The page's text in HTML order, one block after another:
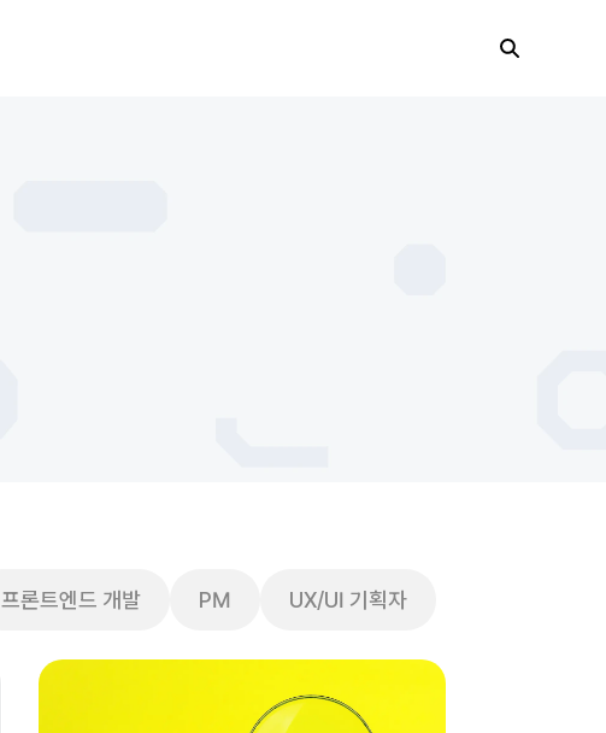
프론트엔드 개발 PM UX/UI 기획자